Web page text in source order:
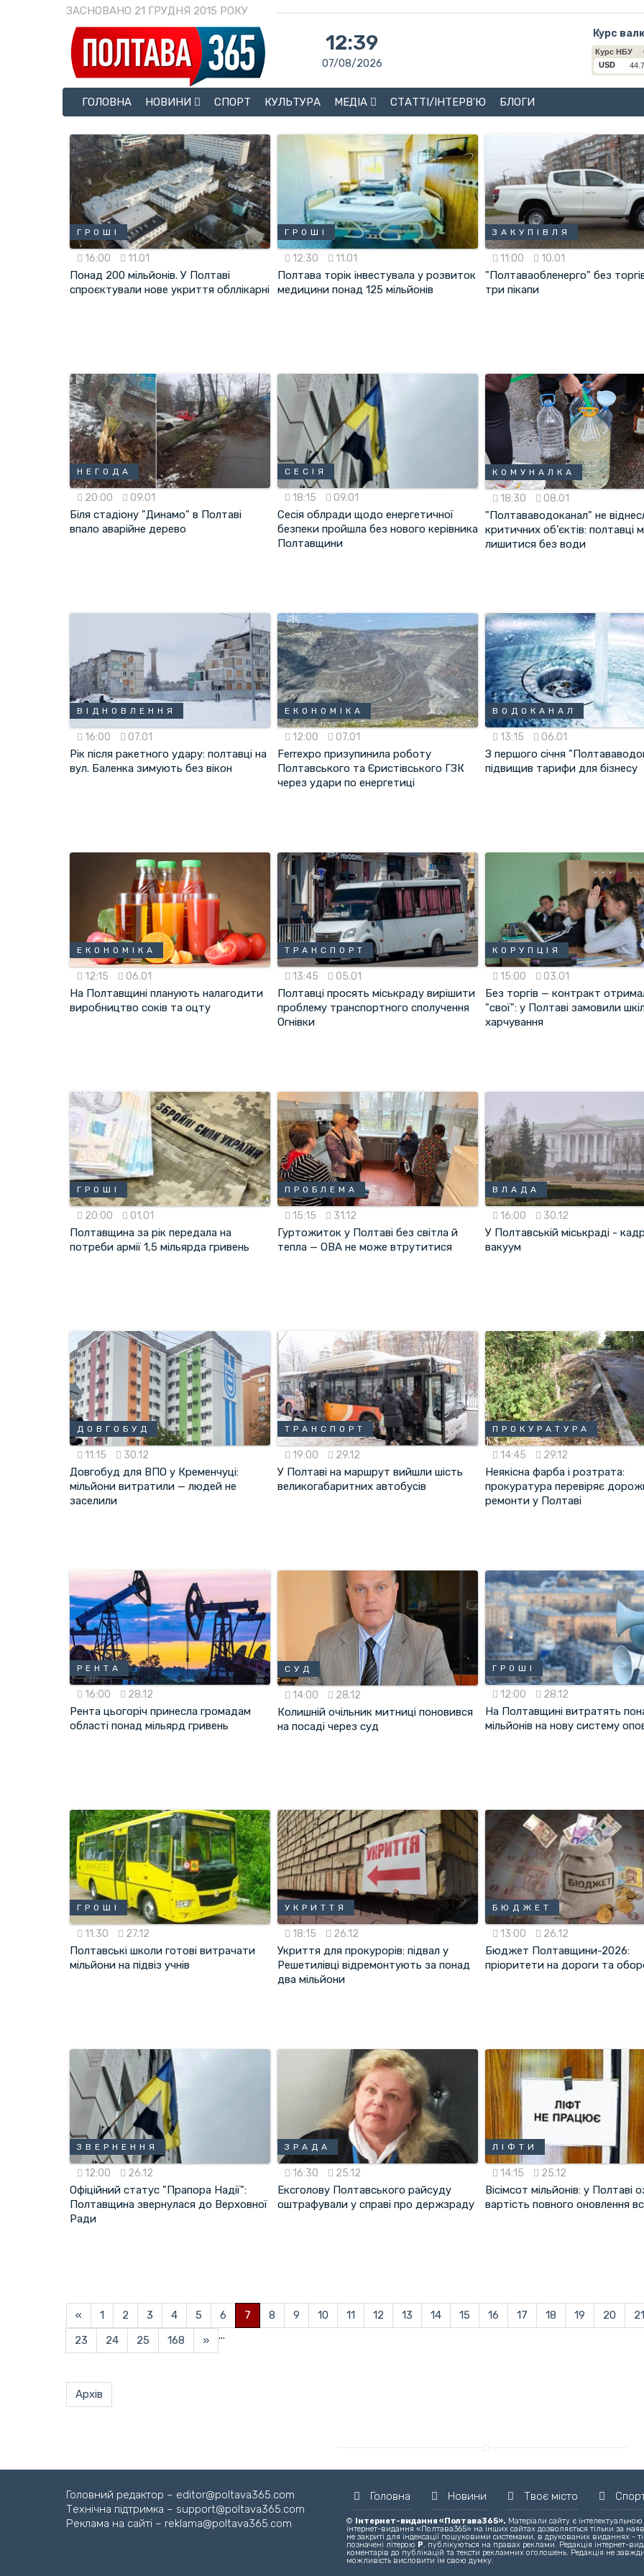
ЗАСНОВАНО 21 ГРУДНЯ 2015 РОКУ
12:39
07/08/2026
Курс
ГОЛОВНА НОВИНИ СПОРТ КУЛЬТУРА МЕДІА СТАТТІ/ІНТЕРВ'Ю БЛОГИ
ГРОШІ
16:00 11.01
Понад 200 мільйонів. У Полтаві
спроєктували нове укриття обллікарні
ГРОШІ
12:30 11.01
Полтава торік інвестувала у розвиток
медицини понад 125 мільйонів
ЗАКУПІВЛЯ
11:00 10.01
"Полтаваобленерго" без
три пікапи
НЕГОДА
20:00 09.01
Біля стадіону "Динамо" в Полтаві
впало аварійне дерево
СЕСІЯ
18:15 09.01
Сесія облради щодо енергетичної
безпеки пройшла без нового керівника
Полтавщини
КОМУНАЛКА
18:30 08.01
"Полтававодоканал" не
критичних об’єктів: полтавці
лишитися без води
ВІДНОВЛЕННЯ
16:00 07.01
Рік після ракетного удару: полтавці на
вул. Баленка зимують без вікон
ЕКОНОМІКА
12:00 07.01
Ferrexpo призупинила роботу
Полтавського та Єристівського ГЗК
через удари по енергетиці
ВОДОКАНАЛ
13:15 06.01
З першого січня
підвищив тарифи для бізнесу
ЕКОНОМІКА
12:15 06.01
На Полтавщині планують налагодити
виробництво соків та оцту
ТРАНСПОРТ
13:45 05.01
Полтавці просять міськраду вирішити
проблему транспортного сполучення
Огнівки
КОРУПЦІЯ
15:00 03.01
Без торгів — контракт
"свої": у Полтаві замовили
харчування
ГРОШІ
20:00 01.01
Полтавщина за рік передала на
потреби армії 1,5 мільярда гривень
ПРОБЛЕМА
15:15 31.12
Гуртожиток у Полтаві без світла й
тепла — ОВА не може втрутитися
ВЛАДА
16:00 30.12
У Полтавській міськраді -
вакуум
ДОВГОБУД
11:15 30.12
Довгобуд для ВПО у Кременчуці:
мільйони витратили — людей не
заселили
ТРАНСПОРТ
19:00 29.12
У Полтаві на маршрут вийшли шість
великогабаритних автобусів
ПРОКУРАТУРА
14:45 29.12
Неякісна фарба і розтрата:
прокуратура перевіряє
ремонти у Полтаві
РЕНТА
16:00 28.12
Рента цьогоріч принесла громадам
області понад мільярд гривень
СУД
14:00 28.12
Колишній очільник митниці поновився
на посаді через суд
ГРОШІ
12:00 28.12
На Полтавщині витратять
мільйонів на нову систему
ГРОШІ
11:30 27.12
Полтавські школи готові витрачати
мільйони на підвіз учнів
УКРИТТЯ
18:15 26.12
Укриття для прокурорів: підвал у
Решетилівці відремонтують за понад
два мільйони
БЮДЖЕТ
13:00 26.12
Бюджет Полтавщини-2026:
пріоритети на дороги та
ЗВЕРНЕННЯ
12:00 26.12
Офіційний статус "Прапора Надії":
Полтавщина звернулася до Верховної
Ради
ЗРАДА
16:30 25.12
Ексголову Полтавського райсуду
оштрафували у справі про держзраду
ЛІФТИ
14:15 25.12
Вісімсот мільйонів: у Полтаві
вартість повного оновлення
« 1 2 3 4 5 6 7 8 9 10 11 12 13 14 15 16 17 18 19 20
21
23
24 25 ...
168 »
Архів
Головний редактор – editor@poltava365.com
Технічна підтримка – support@poltava365.com
Реклама на сайті – reklama@poltava365.com
Головна Новини Твоє місто
© Інтернет-видання «Полтава365». Матеріали сайту є
інтернет-видання «Полтава365» на інших сайтах дозволяється тільки за
не закриті для індексації пошуковими системами, в друкованих виданнях -
позначені літерою Р, публікуються на правах реклами. Редакція інтернет-
коментарів до публікацій та тексти рекламних оголошень. Редакція не
можливість висловити їм свою думку.